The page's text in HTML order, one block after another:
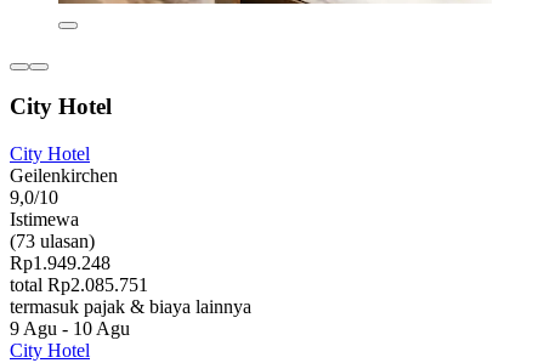
City Hotel
City Hotel
Geilenkirchen
9,0/10
Istimewa
(73 ulasan)
Rp1.949.248
total Rp2.085.751
termasuk pajak & biaya lainnya
9 Agu - 10 Agu
City Hotel